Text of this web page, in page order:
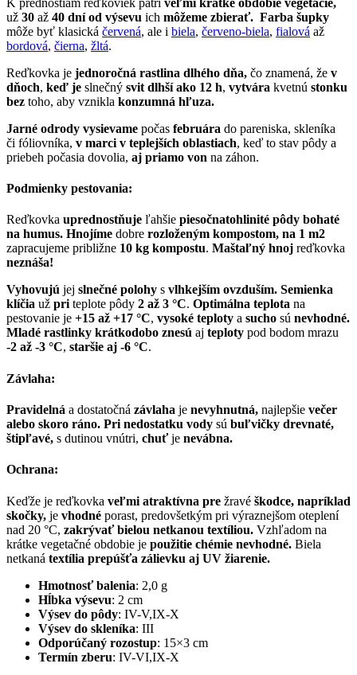
K prednostiam reďkoviek patríveľmi krátke obdobie vegetácie,
už 30 až 40 dní od výsevu ich môžeme zbierať. Farba šupky
môže byť klasická červená, ale i biela, červeno-biela, fialová až
bordová, čierna, žltá.
Reďkovka je jednoročná rastlina dlhého dňa, čo znamená, že v
dňoch, keď je slnečný svit dlhší ako 12 h, vytvára kvetnú stonku
bez toho, aby vznikla konzumná hľuza.
Jarné odrody vysievame počas februára do pareniska, skleníka
či fóliovníka, v marci v teplejších oblastiach, keď to stav pôdy a
priebeh počasia dovolia, aj priamo von na záhon.
Podmienky pestovania:
Reďkovka uprednostňuje ľahšie piesočnatohlinité pôdy bohaté
na humus. Hnojíme dobre rozloženým kompostom, na 1 m2
zapracujeme približne 10 kg kompostu. Maštaľný hnoj reďkovka
neznáša!
Vyhovujú jej slnečné polohy s vlhkejším ovzduším. Semienka
klíčia už priteplote pôdy 2 až 3 °C. Optimálna teplota na
pestovanie je +15 až +17 °C, vysoké teploty a sucho sú nevhodné.
Mladé rastlinky krátkodobo znesú aj teploty pod bodom mrazu
-2 až -3 °C, staršie aj -6 °C.
Závlaha:
Pravidelná a dostatočná závlaha je nevyhnutná, najlepšie večer
alebo skoro ráno. Pri nedostatku vody sú buľvičky drevnaté,
štipľavé, s dutinou vnútri, chuťje nevábna.
Ochrana:
Keďže je reďkovka veľmi atraktívna pre žravé škodce, napríklad
skočky, je vhodné porast, predovšetkým pri výraznejšom oteplení
nad 20 °C, zakrývať bielou netkanou textíliou. Vzhľadom na
krátke vegetačné obdobie je použitie chémie nevhodné. Biela
netkaná textília prepúšťa zálievku aj UV žiarenie.
Hmotnosť balenia: 2,0 g
Hĺbka výsevu: 2 cm
Výsev do pôdy: IV-V,IX-X
Výsev do skleníka: III
Odporúčaný rozostup: 15×3 cm
Termín zberu: IV-VI,IX-X